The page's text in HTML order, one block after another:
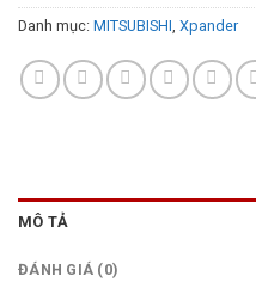
Danh mục: MITSUBISHI, Xpander
MÔ TẢ
ĐÁNH GIÁ (0)